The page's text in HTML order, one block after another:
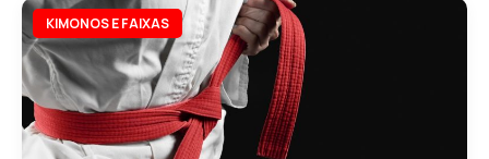
KIMONOS E FAIXAS